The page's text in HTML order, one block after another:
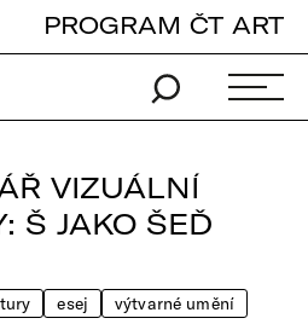
PROGRAM ČT ART
VIZUÁLNÍ
Š JAKO ŠEĎ
esej
výtvarné umění